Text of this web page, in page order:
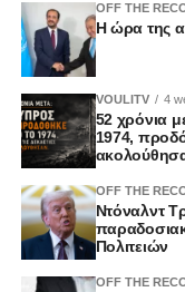
OFF THE
Η ώρα της
VOULITV 4
52 χρόνια
1974,
OFF THE
Ντόναλντ
Πολιτειών
OFF THE